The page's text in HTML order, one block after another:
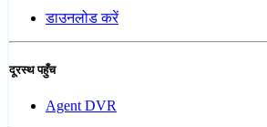
डाउनलोड करें
दूरस्थ पहुँच
Agent DVR